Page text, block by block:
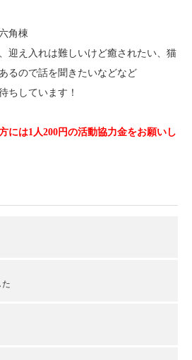
角棟
迎え入れは難しいけど癒されたい、猫
るので話を聞きたいなどなど
ちしています！
には1人200円の活動協力金をお願いし